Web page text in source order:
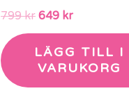
799kr 649 kr
LÄGG TILL I
VARUKORG